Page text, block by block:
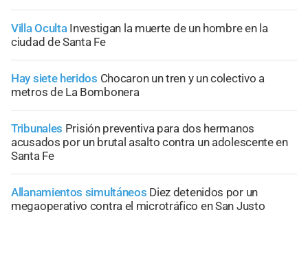
Villa Oculta Investigan la muerte de un hombre en la
ciudad de Santa Fe
Hay siete heridos Chocaron un tren y un colectivo a
metros de La Bombonera
Tribunales Prisión preventiva para dos hermanos
acusados por un brutal asalto contra un adolescente en
Santa Fe
Allanamientos simultáneos Diez detenidos por un
megaoperativo contra el microtráfico en San Justo